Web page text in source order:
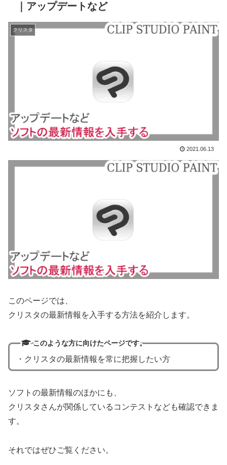
｜アップデートなど
クリスタ
2021.06.13
このページでは、
クリスタの最新情報を入手する方法を紹介します。
このような方に向けたページです。
・クリスタの最新情報を常に把握したい方
ソフトの最新情報のほかにも、
クリスタさんが関係しているコンテストなども確認できま
す。
それではぜひご覧ください。